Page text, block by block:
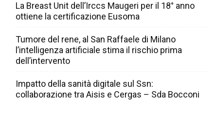
La Breast Unit dell’Irccs Maugeri per il 18° anno
ottiene la certificazione Eusoma
Tumore del rene, al San Raffaele di Milano
l’intelligenza artificiale stima il rischio prima
dell’intervento
Impatto della sanità digitale sul Ssn:
collaborazione tra Aisis e Cergas – Sda Bocconi